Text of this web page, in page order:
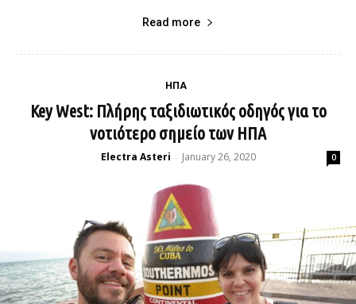
Read more
ΗΠΑ
Key West: Πλήρης ταξιδιωτικός οδηγός για το
νοτιότερο σημείο των ΗΠΑ
Electra Asteri - January 26, 2020 0